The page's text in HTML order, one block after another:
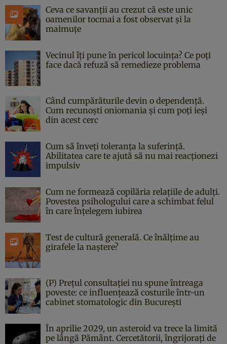
Ceva ce savanții au crezut că este unic
oamenilor tocmai a fost observat și la
maimuțe
Vecinul îți pune în pericol locuința? Ce poți
face dacă refuză să remedieze problema
Când cumpărăturile devin o dependență.
Cum recunoști oniomania și cum poți ieși
din acest cerc
Cum să înveți toleranța la suferință.
Abilitatea care te ajută să nu mai reacționezi
impulsiv
Cum ne formează copilăria relațiile de adulți.
Povestea psihologului care a schimbat felul
în care înțelegem iubirea
Test de cultură generală. Ce înălțime au
girafele la naștere?
(P) Prețul consultației nu spune întreaga
poveste: ce influențează costurile într-un
cabinet stomatologic din București
În aprilie 2029, un asteroid va trece la limită
pe lângă Pământ. Cercetătorii, îngrijorați de